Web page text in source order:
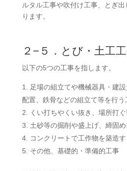
ルタル工事や吹付け工事、とぎ
ります。
２−５．とび・土工
以下の5つの工事を指します。
足場の組立てや機械器具・建
配置、鉄骨などの組立て等を行う
くい打ちやくい抜き、場所打
土砂等の掘削や盛上げ、締固
コンクリートで工作物を築造
その他、基礎的・準備的工事